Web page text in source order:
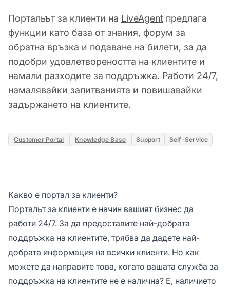
Портальът за клиенти на LiveAgent предлага
функции като база от знания, форум за
обратна връзка и подаване на билети, за да
подобри удовлетвореността на клиентите и
намали разходите за поддръжка. Работи 24/7,
намалявайки запитванията и повишавайки
задържането на клиентите.
Customer Portal Knowledge Base Support Self-Service
Какво е портал за клиенти?
Портальт за клиенти е начин вашият бизнес да
работи 24/7. За да предоставите най-добрата
поддръжка на клиентите, трябва да дадете най-
добрата информация на всички клиенти. Но как
можете да направите това, когато вашата служба за
поддръжка на клиентите не е налична? Е, наличието